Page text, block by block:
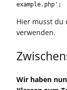
example.php';
Hier musst du
verwenden.
Wir haben